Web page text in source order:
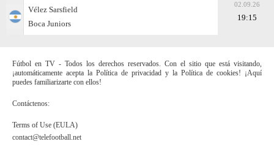
Vélez Sarsfield
Boca Juniors
02.09.26
19:15
Fútbol en TV - Todos los derechos reservados. Con el sitio que está visitando,
¡automáticamente acepta la Política de privacidad y la Política de cookies! ¡Aquí
puedes familiarizarte con ellos!
Contáctenos:
Terms of Use (EULA)
contact@telefootball.net